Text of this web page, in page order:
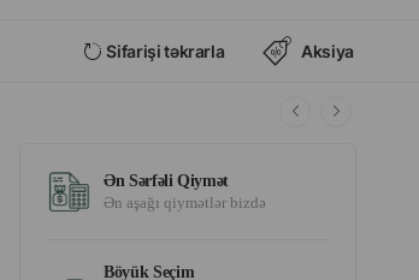
Sifarişi təkrarla Aksiya
Ən Sərfəli Qiymət
Ən aşağı qiymətlər bizdə
Böyük Seçim